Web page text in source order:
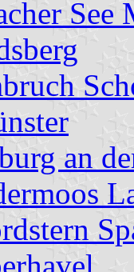
See
an